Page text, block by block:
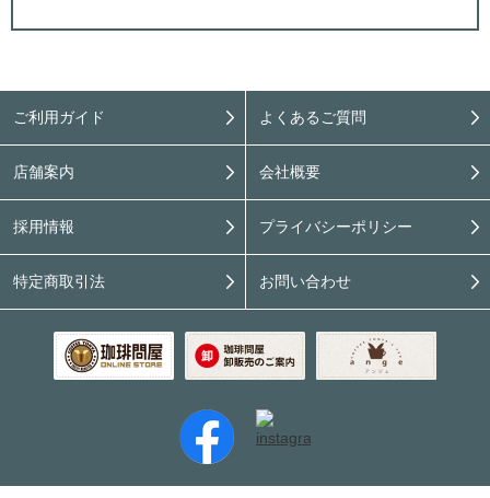
ご利用ガイド よくあるご質問
店舗案内 会社概要
採用情報 プライバシーポリシー
特定商取引法 お問い合わせ